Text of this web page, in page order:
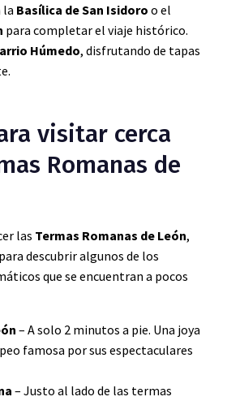
la Basílica de San Isidoro o el
para completar el viaje histórico.
Húmedo, disfrutando de tapas
visitar cerca
Romanas de
las Termas Romanas de León,
descubrir algunos de los
que se encuentran a pocos
– A solo 2 minutos a pie. Una joya
famosa por sus espectaculares
– Justo al lado de las termas